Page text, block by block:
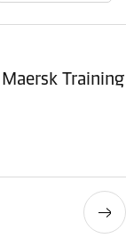
Training